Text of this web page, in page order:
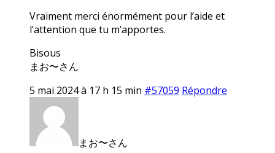
Vraiment merci énormément pour l’aide et
l’attention que tu m’apportes.
Bisous
まお〜さん
5 mai 2024 à 17 h 15 min #57059 Répondre
まお〜さん